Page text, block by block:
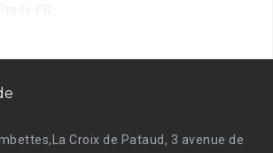
FR
Croix de Pataud, 3 avenue de